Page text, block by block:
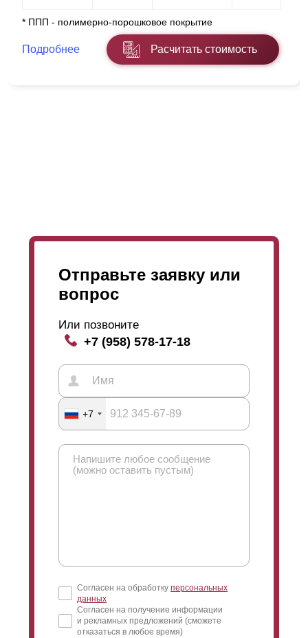
* ППП - полимерно-порошковое покрытие
Подробнее Расчитать стоимость
Отправьте заявку или
вопрос
Или позвоните
+7 (958) 578-17-18
+7
Согласен на обработку персональных
данных
Согласен на получение информации
и рекламных предложений (сможете
отказаться в любое время)